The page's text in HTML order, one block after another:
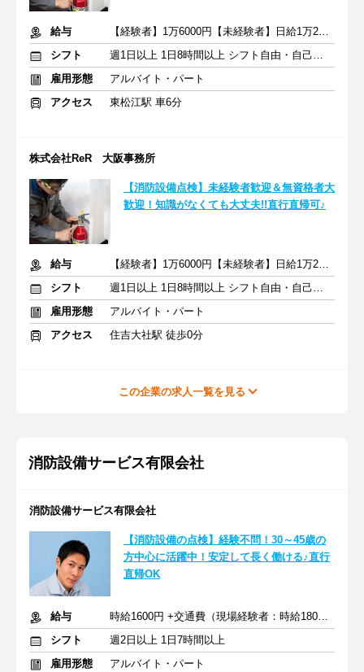
給与
【経験者】1万6000円【未経験者】日給1万2000円～＋交通費
シフト
週1日以上 1日8時間以上 シフト自由・自己申告
雇用形態
アルバイト・パート
アクセス
東松江駅 車6分
株式会社ReR 大阪事務所
【消防設備点検】未経験者歓迎＆無資格者大
歓迎！知識がなくても大丈夫!!直行直帰可♪
給与
【経験者】1万6000円【未経験者】日給1万2000円～＋交通費
シフト
週1日以上 1日8時間以上 シフト自由・自己申告
雇用形態
アルバイト・パート
アクセス
住吉大社駅 徒歩0分
この企業の求人一覧を見る
消防設備サービス有限会社
消防設備サービス有限会社
【消防設備の点検】経験不問！30～45歳の
方中心に活躍中！安定して長く働ける♪直行
直帰OK
給与
時給1600円 +交通費（現場経験者：時給1800円）
シフト
週2日以上 1日7時間以上
雇用形態
アルバイト・パート